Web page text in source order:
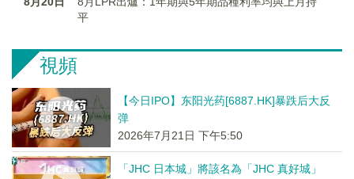
平
視頻
【今日IPO】东阳光药[6887.HK]暴跌后大反
弹
2026年7月21日 下午5:50
「JHC 日本城」將該名為「JHC 真好城」